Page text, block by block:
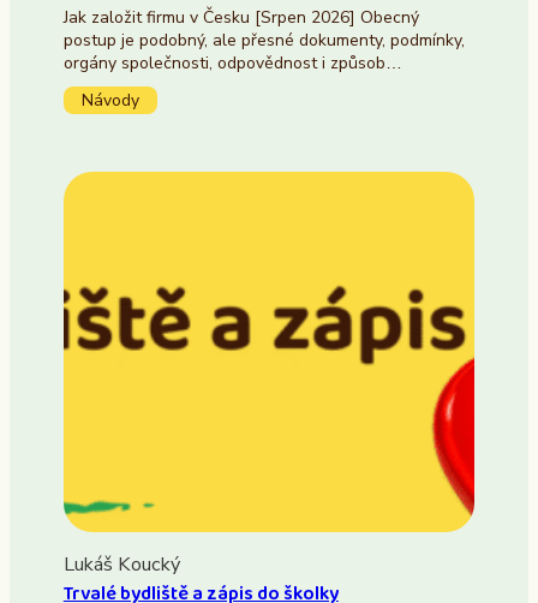
Jak založit firmu v Česku [Srpen 2026] Obecný
postup je podobný, ale přesné dokumenty, podmínky,
orgány společnosti, odpovědnost i způsob…
Návody
Lukáš Koucký
Trvalé bydliště a zápis do školky